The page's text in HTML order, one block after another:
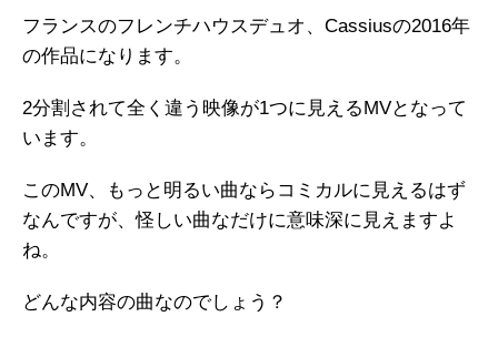
フランスのフレンチハウスデュオ、Cassiusの2016年
の作品になります。
2分割されて全く違う映像が1つに見えるMVとなって
います。
このMV、もっと明るい曲ならコミカルに見えるはず
なんですが、怪しい曲なだけに意味深に見えますよ
ね。
どんな内容の曲なのでしょう？